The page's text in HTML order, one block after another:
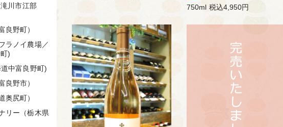
750ml 税込4,950円
川市江部
良野町）
ラノイ農場／
)
中富良野町)
良野市）
奥尻町）
リー（栃木県